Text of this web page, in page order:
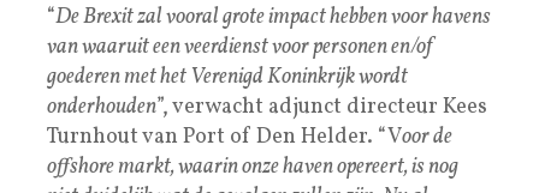
“De Brexit zal vooral grote impact hebben voor havens
van waaruit een veerdienst voor personen en/of
goederen met het Verenigd Koninkrijk wordt
onderhouden”, verwacht adjunct directeur Kees
Turnhout van Port of Den Helder. “Voor de
offshore markt, waarin onze haven opereert, is nog